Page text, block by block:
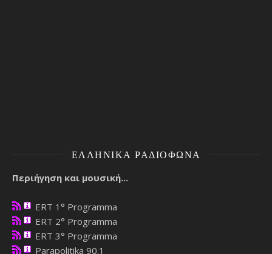
ΕΛΛΗΝΙΚΆ ΡΑΔΙΌΦΩΝΑ
Περιήγηση και μουσική...
ERT 1° Programma
ERT 2° Programma
ERT 3° Programma
Parapolitika 90.1